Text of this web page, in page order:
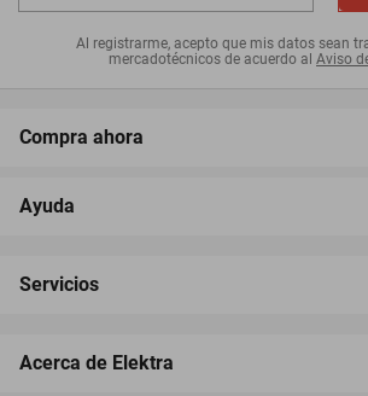
Al registrarme, acepto que mis datos sean
mercadotécnicos de acuerdo al Aviso
Compra ahora
Ayuda
Servicios
Acerca de Elektra